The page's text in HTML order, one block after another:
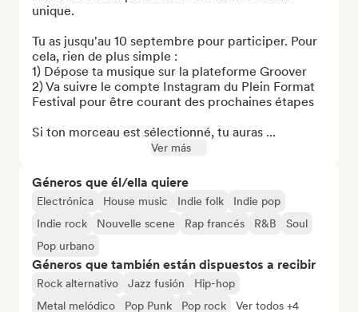
unique.
Tu as jusqu'au 10 septembre pour participer. Pour
cela, rien de plus simple :
1) Dépose ta musique sur la plateforme Groover
2) Va suivre le compte Instagram du Plein Format
Festival pour être courant des prochaines étapes
Si ton morceau est sélectionné, tu auras ...
Ver más
Géneros que él/ella quiere
Electrónica House music Indie folk
Indie pop
Indie rock
Nouvelle scene Rap francés R&B
Soul
Pop urbano
Géneros que también están dispuestos a recibir
Rock alternativo Jazz fusión
Hip-hop
Metal melódico
Pop Punk Pop rock Ver todos +4